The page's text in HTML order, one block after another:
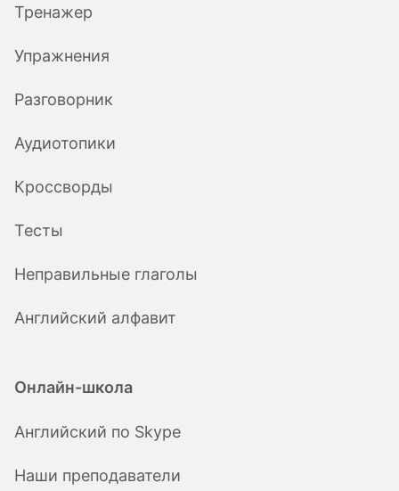
Тренажер
Упражнения
Разговорник
Аудиотопики
Кроссворды
Тесты
Неправильные глаголы
Английский алфавит
Онлайн-школа
Английский по Skype
Наши преподаватели